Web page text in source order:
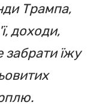
Трампа,
доходи,
забрати їжу